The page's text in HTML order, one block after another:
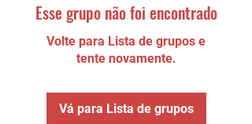
Esse grupo não foi encontrado
Volte para Lista de grupos e
tente novamente.
Vá para Lista de grupos